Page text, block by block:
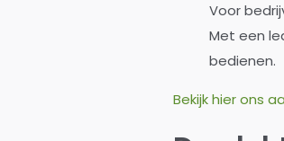
Voor
Met een
bedienen.
Bekijk hier ons